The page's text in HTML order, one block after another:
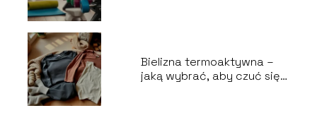
Bielizna termoaktywna –
jaką wybrać, aby czuć się